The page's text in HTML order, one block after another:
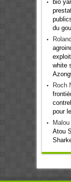
bio
du
white
Roch
pour
Malou
Atou